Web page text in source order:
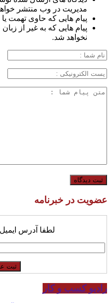
مدیریت در وب منتشر
پیام هایی که حاوی تهمت
پیام هایی که به غیر از
نخواهد شد.
عضویت در خبرنامه
لطفا آدرس ایمیل
رادیو کسب و کار